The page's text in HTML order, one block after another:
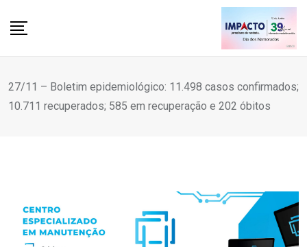
27/11 – Boletim epidemiológico: 11.498 casos confirmados;
10.711 recuperados; 585 em recuperação e 202 óbitos